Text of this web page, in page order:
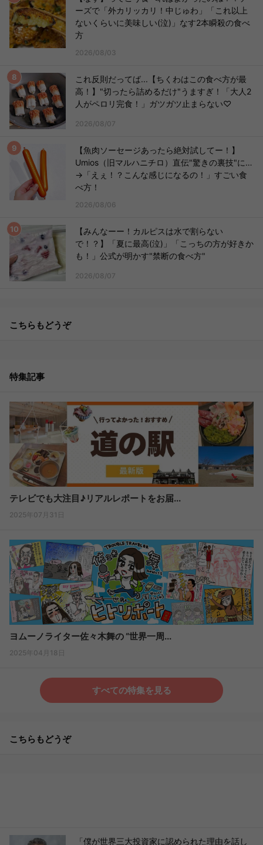
ーズで「外カリッカリ！中じゅわ」「これ以上
ないくらいに美味しい(泣)」なす2本瞬殺の食べ
方
2026/08/03
これ反則だってば...【ちくわはこの食べ方が最
高！】"切ったら詰めるだけ"うますぎ！「大人2
人がペロリ完食！」ガツガツ止まらない♡
2026/08/07
【魚肉ソーセージあったら絶対試してー！】
Umios（旧マルハニチロ）直伝"驚きの裏技"に…
→「えぇ！？こんな感じになるの！」すごい食
べ方！
2026/08/06
【みんなーー！カルピスは水で割らない
で！？】「夏に最高(泣)」「こっちの方が好きか
も！」公式が明かす"禁断の食べ方"
2026/08/07
こちらもどうぞ
特集記事
テレビでも大注目♪リアルレポートをお届...
2025年07月31日
ヨムーノライター佐々木舞の “世界一周...
2025年04月18日
すべての特集を見る
こちらもどうぞ
「僕が世界三大投資家に認められた理由を話し